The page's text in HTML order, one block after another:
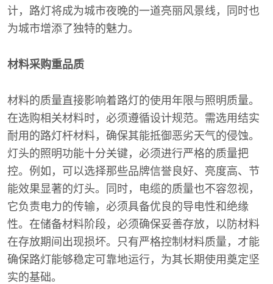
计，路灯将成为城市夜晚的一道亮丽风景线，同时也
为城市增添了独特的魅力。
材料采购重品质
材料的质量直接影响着路灯的使用年限与照明质量。
在选购相关材料时，必须遵循设计规范。需选用结实
耐用的路灯杆材料，确保其能抵御恶劣天气的侵蚀。
灯头的照明功能十分关键，必须进行严格的质量把
控。例如，可以选择那些品牌信誉良好、亮度高、节
能效果显著的灯头。同时，电缆的质量也不容忽视，
它负责电力的传输，必须具备优良的导电性和绝缘
性。在储备材料阶段，必须确保妥善存放，以防材料
在存放期间出现损坏。只有严格控制材料质量，才能
确保路灯能够稳定可靠地运行，为其长期使用奠定坚
实的基础。